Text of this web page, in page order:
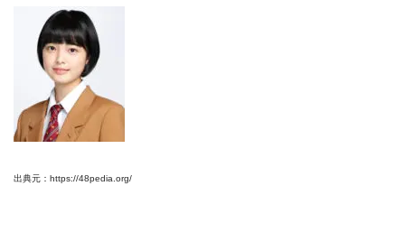
出典元：https://48pedia.org/